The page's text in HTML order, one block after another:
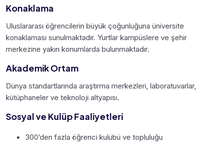
Konaklama
Uluslararası öğrencilerin büyük çoğunluğuna üniversite
konaklaması sunulmaktadır. Yurtlar kampüslere ve şehir
merkezine yakın konumlarda bulunmaktadır.
Akademik Ortam
Dünya standartlarında araştırma merkezleri, laboratuvarlar,
kütüphaneler ve teknoloji altyapısı.
Sosyal ve Kulüp Faaliyetleri
300’den fazla öğrenci kulübü ve topluluğu